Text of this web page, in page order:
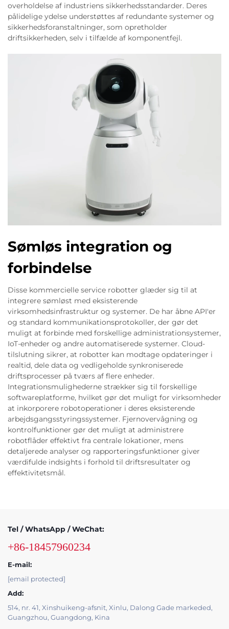
overholdelse af industriens sikkerhedsstandarder. Deres
pålidelige ydelse understøttes af redundante systemer og
sikkerhedsforanstaltninger, som opretholder
driftsikkerheden, selv i tilfælde af komponentfejl.
Sømløs integration og
forbindelse
Disse kommercielle service robotter glæder sig til at
integrere sømløst med eksisterende
virksomhedsinfrastruktur og systemer. De har åbne API'er
og standard kommunikationsprotokoller, der gør det
muligt at forbinde med forskellige administrationsystemer,
IoT-enheder og andre automatiserede systemer. Cloud-
tilslutning sikrer, at robotter kan modtage opdateringer i
realtid, dele data og vedligeholde synkroniserede
driftsprocesser på tværs af flere enheder.
Integrationsmulighederne strækker sig til forskellige
softwareplatforme, hvilket gør det muligt for virksomheder
at inkorporere robotoperationer i deres eksisterende
arbejdsgangsstyringssystemer. Fjernovervågning og
kontrolfunktioner gør det muligt at administrere
robotflåder effektivt fra centrale lokationer, mens
detaljerede analyser og rapporteringsfunktioner giver
værdifulde indsights i forhold til driftsresultater og
effektivitetsmål.
Tel / WhatsApp / WeChat:
+86-18457960234
E-mail:
[email protected]
Add:
514, nr. 41, Xinshuikeng-afsnit, Xinlu, Dalong Gade markeded,
Guangzhou, Guangdong, Kina